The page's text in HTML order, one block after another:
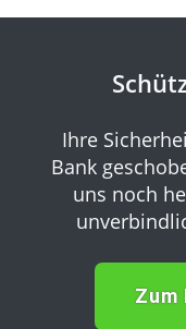
Ihre
Bank
uns noch